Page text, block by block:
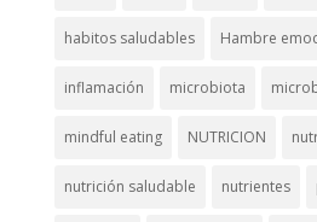
habitos saludables Hambre
inflamación microbiota
mindful eating NUTRICION
nutrición saludable nutrientes